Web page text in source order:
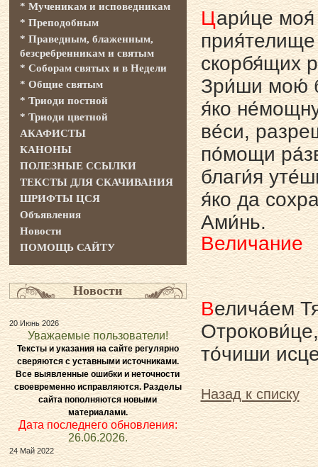
Цари́це моя́
прия́телище
скорбя́щих
Зри́ши мою́
я́ко
ве́си,
по́мощи
благи́я
я́ко да
Ами́нь.
Величание
Велича́ем
то́чиши
Назад к списку
* Мученикам и исповедникам
* Преподобным
* Праведным, блаженным,
безсребренникам и святым
* Соборам святых и в Недели
* Общие святым
* Триоди постной
* Триоди цветной
АКАФИСТЫ
КАНОНЫ
ПОЛЕЗНЫЕ ССЫЛКИ
ТЕКСТЫ ДЛЯ СКАЧИВАНИЯ
ШРИФТЫ ЦСЯ
Объявления
Новости
ПОМОЩЬ САЙТУ
Новости
20 Июнь 2026
Уважаемые пользователи!
Тексты и указания на сайте регулярно
сверяются с уставными источниками.
Все выявленные ошибки и неточности
своевременно исправляются. Разделы
сайта пополняются новыми
материалами.
Дата последнего обновления:
26.06.2026.
24 Май 2022